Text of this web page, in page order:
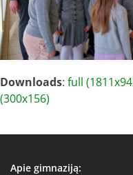
Downloads: full
(300x156)
Apie gimnaziją: